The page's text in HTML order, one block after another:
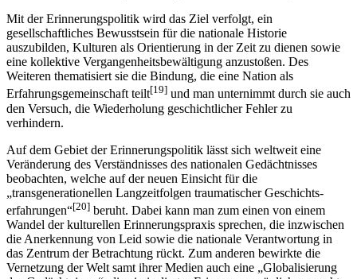
Mit der Erinnerungspolitik wird das Ziel verfolgt, ein
gesellschaftliches Bewusstsein für die nationale Historie
auszubilden, Kulturen als Orientierung in der Zeit zu dienen sowie
eine kollektive Vergangenheits­bewältigung anzustoßen. Des
Weiteren thematisiert sie die Bindung, die eine Nation als
Erfahrungsgemeinschaft teilt[19] und man unternimmt durch sie auch
den Versuch, die Wiederholung geschichtlicher Fehler zu
verhindern.
Auf dem Gebiet der Erinnerungspolitik lässt sich weltweit eine
Veränderung des Verständnisses des nationalen Gedächtnisses
beobachten, welche auf der neuen Einsicht für die
„transgenerationellen Langzeitfolgen traumatischer Geschichts­
erfahrungen“[20] beruht. Dabei kann man zum einen von einem
Wandel der kulturellen Erinnerungspraxis sprechen, die inzwischen
die Anerkennung von Leid sowie die nationale Verantwortung in
das Zentrum der Betrachtung rückt. Zum anderen bewirkte die
Vernetzung der Welt samt ihrer Medien auch eine „Globalisierung